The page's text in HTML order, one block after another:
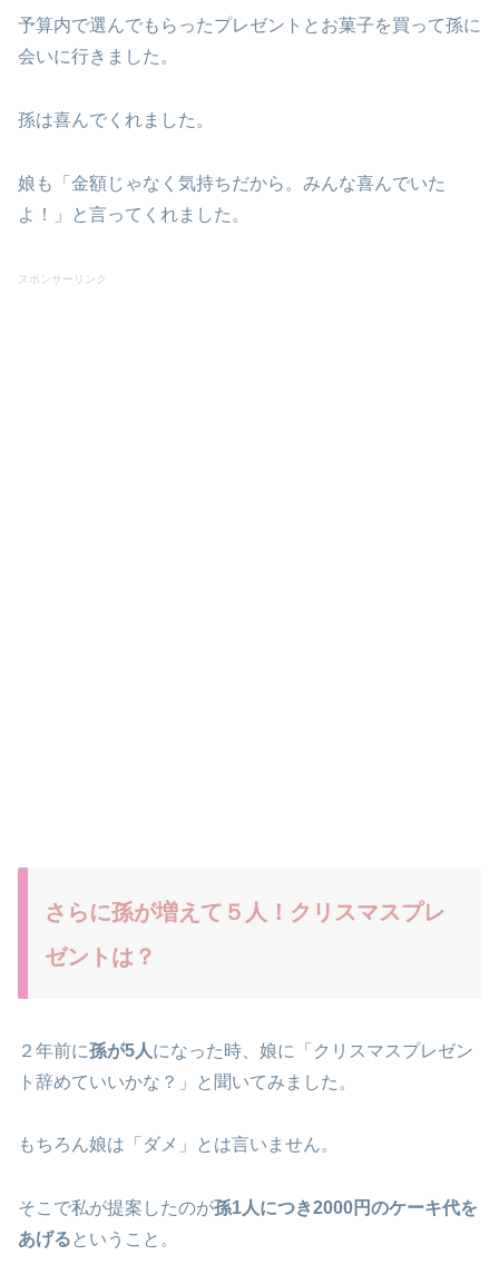
予算内で選んでもらったプレゼントとお菓子を買って孫に
会いに行きました。
孫は喜んでくれました。
娘も「金額じゃなく気持ちだから。みんな喜んでいた
よ！」と言ってくれました。
スポンサーリンク
さらに孫が増えて５人！クリスマスプレ
ゼントは？
２年前に孫が5人になった時、娘に「クリスマスプレゼン
ト辞めていいかな？」と聞いてみました。
もちろん娘は「ダメ」とは言いません。
そこで私が提案したのが孫1人につき2000円のケーキ代を
あげる ということ。